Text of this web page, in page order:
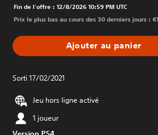
Fin de l'offre : 12/8/2026 10:59 PM UTC
Prix le plus bas au cours des 30 derniers jours :
Ajouter au panier
Sorti 17/02/2021
Jeu hors ligne activé
1 joueur
Version PS4